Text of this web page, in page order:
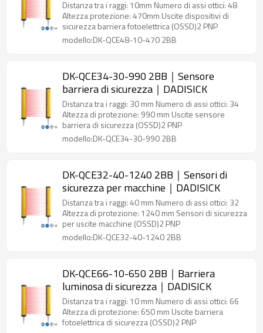
DADISICK
Distanza tra i raggi: 10mm Numero di assi ottici: 48
Altezza protezione: 470mm Uscite dispositivi di
sicurezza barriera fotoelettrica (OSSD)2 PNP
modello:DK-QCE48-10-470 2BB
DK-QCE34-30-990 2BB｜Sensore
barriera di sicurezza｜DADISICK
Distanza tra i raggi: 30 mm Numero di assi ottici: 34
Altezza di protezione: 990 mm Uscite sensore
barriera di sicurezza (OSSD)2 PNP
modello:DK-QCE34-30-990 2BB
DK-QCE32-40-1240 2BB｜Sensori di
sicurezza per macchine｜DADISICK
Distanza tra i raggi: 40 mm Numero di assi ottici: 32
Altezza di protezione: 1240 mm Sensori di sicurezza
per uscite macchine (OSSD)2 PNP
modello:DK-QCE32-40-1240 2BB
DK-QCE66-10-650 2BB｜Barriera
luminosa di sicurezza｜DADISICK
Distanza tra i raggi: 10 mm Numero di assi ottici: 66
Altezza di protezione: 650 mm Uscite barriera
fotoelettrica di sicurezza (OSSD)2 PNP